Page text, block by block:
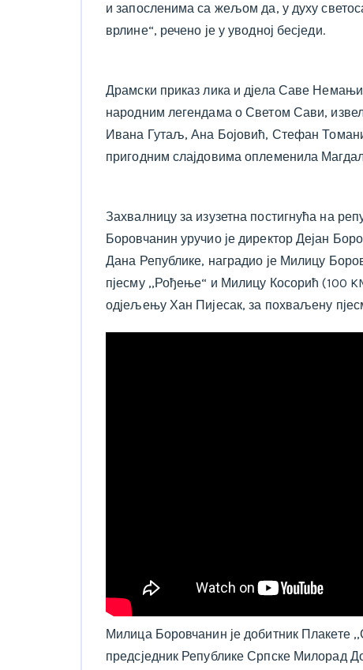
и запосленима са жељом да, у духу
врлине“, речено је у уводној бесједи.
Драмски приказ лика и дјела Саве
народним легендама о Светом Сави,
Ивана Гутаљ, Ана Бојовић, Стефан
пригодним слајдовима оплеменила
Захвалницу за изузетна постигнућа на
Боровчанин уручио је директор Дејан
Дана Републике, наградио је Милицу
пјесму ,,Рођење“ и Милицу Косорић (100
одјељењу Хан Пијесак, за похваљену
Милица Боровчанин је добитник Плакете
предсједник Републике Српске Милорад